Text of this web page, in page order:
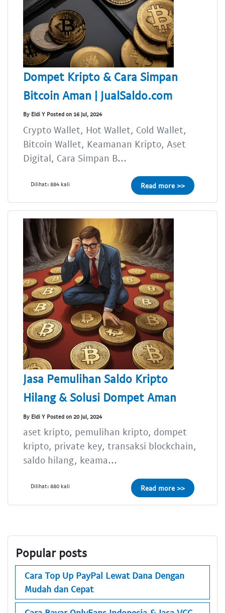
Dompet Kripto & Cara Simpan
Bitcoin Aman | JualSaldo.com
By Eldi Y Posted on 16 Jul, 2024
Crypto Wallet, Hot Wallet, Cold Wallet,
Bitcoin Wallet, Keamanan Kripto, Aset
Digital, Cara Simpan B...
Dilihat: 884 kali Read more >>
Jasa Pemulihan Saldo Kripto
Hilang & Solusi Dompet Aman
By Eldi Y Posted on 20 Jul, 2024
aset kripto, pemulihan kripto, dompet
kripto, private key, transaksi blockchain,
saldo hilang, keama...
Dilihat: 880 kali Read more >>
Popular posts
Cara Top Up PayPal Lewat Dana Dengan
Mudah dan Cepat